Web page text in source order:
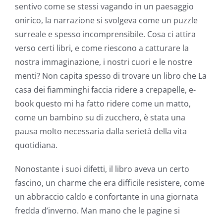
sentivo come se stessi vagando in un paesaggio
onirico, la narrazione si svolgeva come un puzzle
surreale e spesso incomprensibile. Cosa ci attira
verso certi libri, e come riescono a catturare la
nostra immaginazione, i nostri cuori e le nostre
menti? Non capita spesso di trovare un libro che La
casa dei fiamminghi faccia ridere a crepapelle, e-
book questo mi ha fatto ridere come un matto,
come un bambino su di zucchero, è stata una
pausa molto necessaria dalla serietà della vita
quotidiana.
Nonostante i suoi difetti, il libro aveva un certo
fascino, un charme che era difficile resistere, come
un abbraccio caldo e confortante in una giornata
fredda d’inverno. Man mano che le pagine si